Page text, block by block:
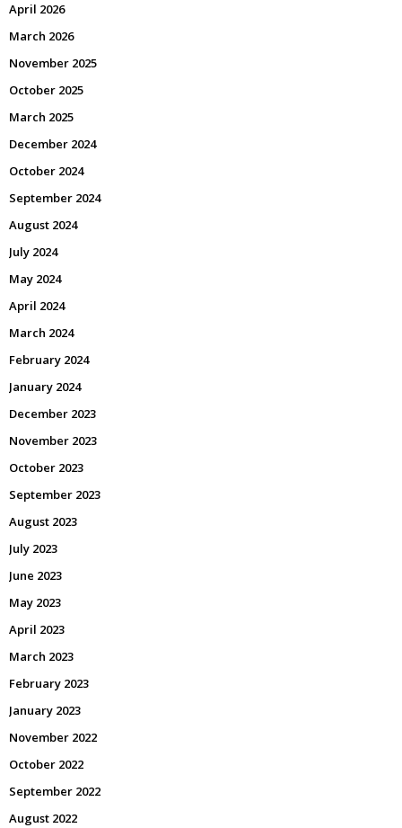
April 2026
March 2026
November 2025
October 2025
March 2025
December 2024
October 2024
September 2024
August 2024
July 2024
May 2024
April 2024
March 2024
February 2024
January 2024
December 2023
November 2023
October 2023
September 2023
August 2023
July 2023
June 2023
May 2023
April 2023
March 2023
February 2023
January 2023
November 2022
October 2022
September 2022
August 2022